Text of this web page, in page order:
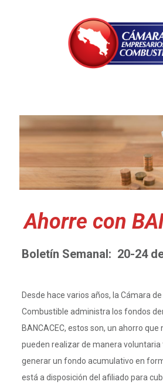
Ahorre con
Boletín Semanal: 20-24
Desde hace varios años, la Cámara
Combustible administra los fondos
BANCACEC, estos son, un ahorro
pueden realizar de manera
generar un fondo acumulativo en
está a disposición del afiliado para